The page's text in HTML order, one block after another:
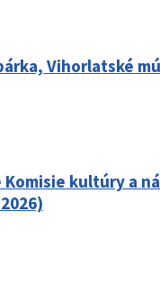
Vihorlatské
Komisie kultúry a